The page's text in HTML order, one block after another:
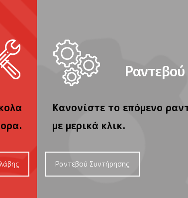
Κανονίστε το επόμενο
με μερικά κλικ.
Ραντεβού Συντήρησης